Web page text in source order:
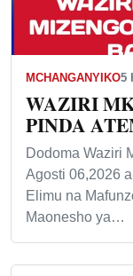
MCHANGANYIKO5
WAZIRI
PINDA
Dodoma Waziri
Agosti 06,2026
Elimu na
Maonesho ya…